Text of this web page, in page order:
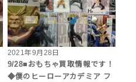
2021年9月28日
9/28■おもちゃ買取情報です！
◆僕のヒーローアカデミア フ